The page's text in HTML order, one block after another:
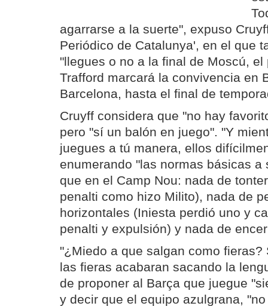
agarrarse a la suerte", expuso
Periódico de Catalunya', en el que
"llegues o no a la final de Moscú, el
Trafford marcará la convivencia en
Barcelona, hasta el final de
Cruyff considera que "no hay
pero "sí un balón en juego". "Y
juegues a tú manera, ellos
enumerando "las normas básicas a
que en el Camp Nou: nada de
penalti como hizo Milito), nada de
horizontales (Iniesta perdió uno y
penalti y expulsión) y nada de
"¿Miedo a que salgan como
las fieras acabaran sacando la
de proponer al Barça que juegue
y decir que el equipo azulgrana,